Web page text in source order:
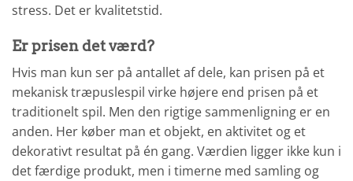
stress. Det er kvalitetstid.
Er prisen det værd?
Hvis man kun ser på antallet af dele, kan prisen på et
mekanisk træpuslespil virke højere end prisen på et
traditionelt spil. Men den rigtige sammenligning er en
anden. Her køber man et objekt, en aktivitet og et
dekorativt resultat på én gang. Værdien ligger ikke kun i
det færdige produkt, men i timerne med samling og